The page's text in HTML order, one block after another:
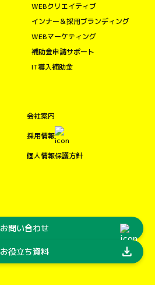
WEBクリエイティブ
インナー＆採用ブランディング
WEBマーケティング
補助金申請サポート
IT導入補助金
会社案内
採用情報
個人情報保護方針
お問い合わせ
お役立ち資料 download